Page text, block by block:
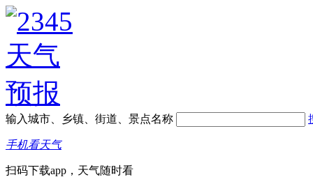
输入城市、乡镇、街道、景点名称
手机看天气
扫码下载app，天气随时看